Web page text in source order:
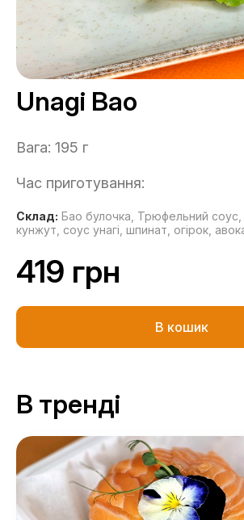
Unagi Bao
Вага: 195 г
Час приготування:
Склад: Бао булочка, Трюфельний соус,
кунжут, соус унагі, шпинат, огірок,
419 грн
В кошик
В тренді